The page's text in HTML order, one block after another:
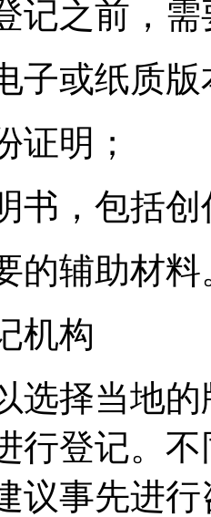
记之前，
子或纸质版
证明；
书，包括
的辅助材料
机构
选择当地
行登记。
议事先进